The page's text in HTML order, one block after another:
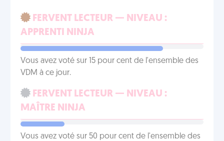
FERVENT LECTEUR — NIVEAU :
APPRENTI NINJA
Vous avez voté sur 15 pour cent de l'ensemble des
VDM à ce jour.
FERVENT LECTEUR — NIVEAU :
MAÎTRE NINJA
Vous avez voté sur 50 pour cent de l'ensemble des